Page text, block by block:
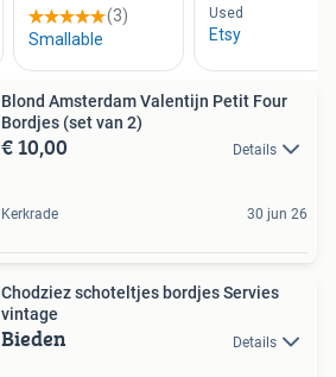
Blond Amsterdam Valentijn Petit Four
Bordjes (set van 2)
€ 10,00 Details
Kerkrade 30 jun 26
Chodziez schoteltjes bordjes Servies
vintage
Bieden Details